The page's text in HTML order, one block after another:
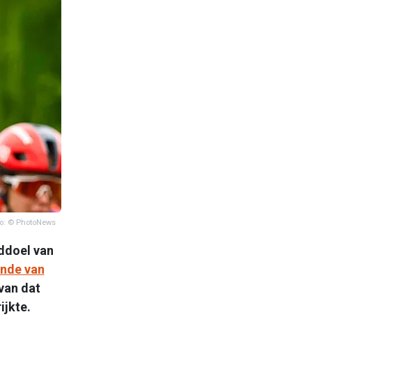
© PhotoNews
van
van
dat